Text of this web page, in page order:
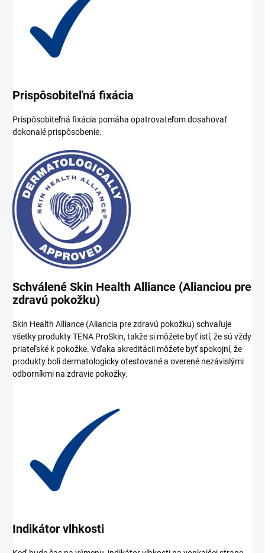
Prispôsobiteľná fixácia
Prispôsobiteľná fixácia pomáha opatrovateľom dosahovať
dokonalé prispôsobenie.
Schválené Skin Health Alliance (Alianciou pre
zdravú pokožku)
Skin Health Alliance (Aliancia pre zdravú pokožku) schvaľuje
všetky produkty TENA ProSkin, takže si môžete byť istí, že sú vždy
priateľské k pokožke. Vďaka akreditácii môžete byť spokojní, že
produkty boli dermatologicky otestované a overené nezávislými
odborníkmi na zdravie pokožky.
Indikátor vlhkosti